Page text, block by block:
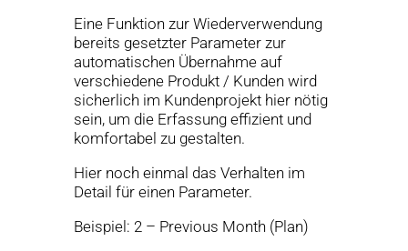
Eine Funktion zur Wiederverwendung
bereits gesetzter Parameter zur
automatischen Übernahme auf
verschiedene Produkt / Kunden wird
sicherlich im Kundenprojekt hier nötig
sein, um die Erfassung effizient und
komfortabel zu gestalten.
Hier noch einmal das Verhalten im
Detail für einen Parameter.
Beispiel: 2 – Previous Month (Plan)